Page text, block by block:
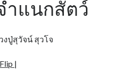
ำแนกสัตว์
งปู่สุวัจน์ สุวโจ
|